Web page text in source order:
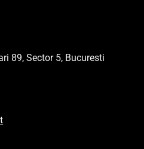
89, Sector 5, Bucuresti